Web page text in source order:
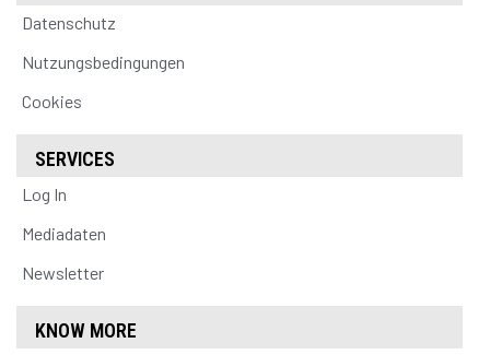
Datenschutz
Nutzungsbedingungen
Cookies
SERVICES
Log In
Mediadaten
Newsletter
KNOW MORE